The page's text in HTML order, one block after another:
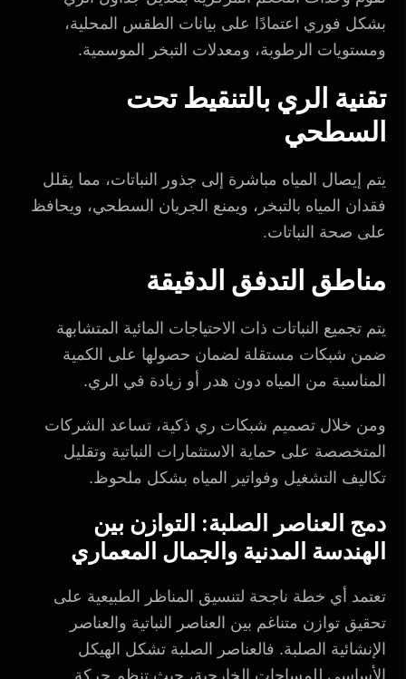
بشكل فوري اعتمادًا على بيانات الطقس المحلية،
ومستويات الرطوبة، ومعدلات التبخر الموسمية.
تقنية الري بالتنقيط تحت
السطحي
يتم إيصال المياه مباشرة إلى جذور النباتات، مما يقلل
فقدان المياه بالتبخر، ويمنع الجريان السطحي، ويحافظ
على صحة النباتات.
مناطق التدفق الدقيقة
يتم تجميع النباتات ذات الاحتياجات المائية المتشابهة
ضمن شبكات مستقلة لضمان حصولها على الكمية
المناسبة من المياه دون هدر أو زيادة في الري.
ومن خلال تصميم شبكات ري ذكية، تساعد الشركات
المتخصصة على حماية الاستثمارات النباتية وتقليل
تكاليف التشغيل وفواتير المياه بشكل ملحوظ.
دمج العناصر الصلبة: التوازن بين
الهندسة المدنية والجمال المعماري
تعتمد أي خطة ناجحة لتنسيق المناظر الطبيعية على
تحقيق توازن متناغم بين العناصر النباتية والعناصر
الإنشائية الصلبة. فالعناصر الصلبة تشكل الهيكل
الأساسي للمساحات الخارجية، حيث تنظم حركة